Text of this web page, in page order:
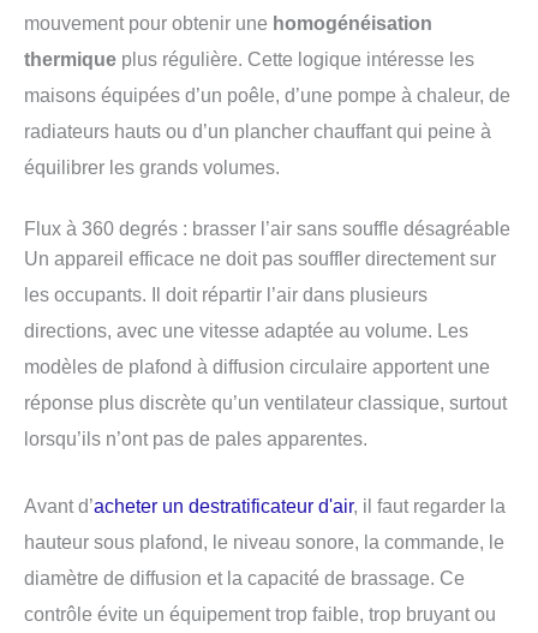
mouvement pour obtenir une homogénéisation
thermique plus régulière. Cette logique intéresse les
maisons équipées d’un poêle, d’une pompe à chaleur, de
radiateurs hauts ou d’un plancher chauffant qui peine à
équilibrer les grands volumes.
Flux à 360 degrés : brasser l’air sans souffle désagréable
Un appareil efficace ne doit pas souffler directement sur
les occupants. Il doit répartir l’air dans plusieurs
directions, avec une vitesse adaptée au volume. Les
modèles de plafond à diffusion circulaire apportent une
réponse plus discrète qu’un ventilateur classique, surtout
lorsqu’ils n’ont pas de pales apparentes.
Avant d’acheter un destratificateur d'air, il faut regarder la
hauteur sous plafond, le niveau sonore, la commande, le
diamètre de diffusion et la capacité de brassage. Ce
contrôle évite un équipement trop faible, trop bruyant ou